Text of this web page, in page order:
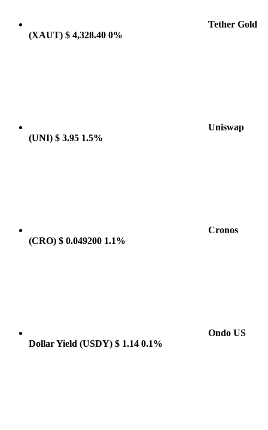
Tether Gold
(XAUT) $ 4,328.40 0%
Uniswap
(UNI) $ 3.95 1.5%
Cronos
(CRO) $ 0.049200 1.1%
Ondo US
Dollar Yield (USDY) $ 1.14 0.1%